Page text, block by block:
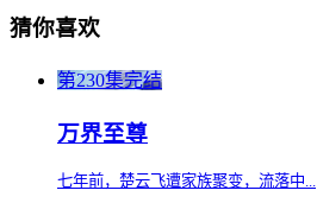
猜你喜欢
第230集完结
万界至尊
七年前，楚云飞遭家族聚变，流落中...